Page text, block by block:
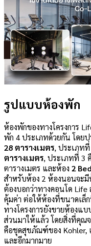
รูปแบบห้องพัก
ห้องพักของทางโครงการ
พัก 4 ประเภทด้วยกัน โดย
28 ตารางเมตร, ประเภท
ตารางเมตร, ประเภทที่ 3
ตารางเมตร และห้อง 2
สำหรับห้อง 2 ห้องนอนจะ
ต้องบอกว่าทางคอนโด
คุ้มค่า ต่อให้ห้องที่ขนาดเล็
ทางโครงการยังขายห้องแ
ส่วนมาให้แล้ว โดยสิ่งที่คุณ
คือชุดสุขภัณฑ์ของ Kohler,
และอีกมากมาย